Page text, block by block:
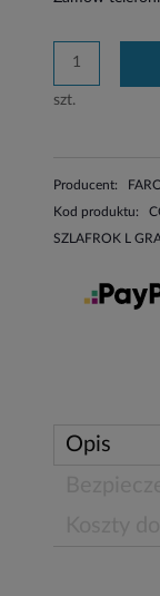
szt.
Producent:
Kod produktu:
SZLAFROK L
Opis